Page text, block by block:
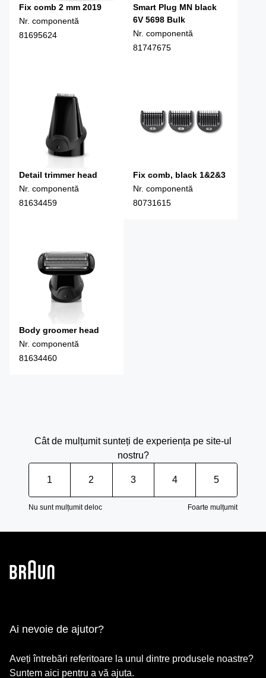
Fix comb 2 mm 2019
Nr. componentă
81695624
Smart Plug MN black
6V 5698 Bulk
Nr. componentă
81747675
Detail trimmer head
Nr. componentă
81634459
Fix comb, black 1&2&3
Nr. componentă
80731615
Body groomer head
Nr. componentă
81634460
Cât de mulțumit sunteți de experiența pe site-ul
nostru?
1 2 3 4 5
Nu sunt mulțumit deloc Foarte mulțumit
Ai nevoie de ajutor?
Aveți întrebări referitoare la unul dintre produsele noastre?
Suntem aici pentru a vă ajuta.